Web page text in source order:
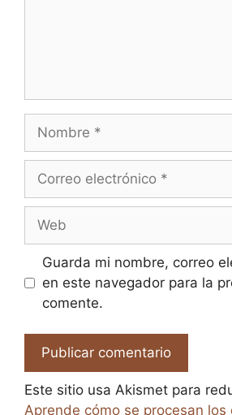
electrónico
Guarda mi nombre, correo
en este navegador para la
comente.
Este sitio usa Akismet para
Aprende cómo se procesan